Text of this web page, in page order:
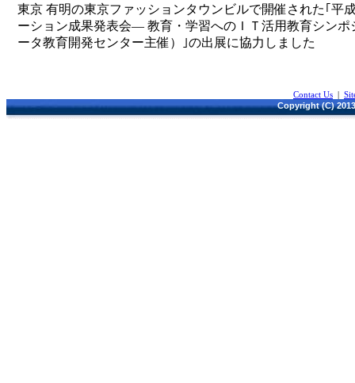
東京 有明の東京ファッションタウンビルで開催された｢平
ーション成果発表会― 教育・学習へのＩＴ活用教育シン
ータ教育開発センター主催）｣の出展に協力しました
Contact Us |
Copyright (C)